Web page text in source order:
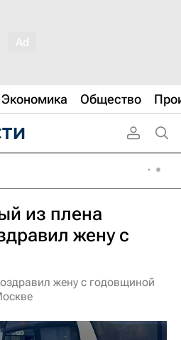
Экономика Общество
из плена
жену с
жену с годовщиной